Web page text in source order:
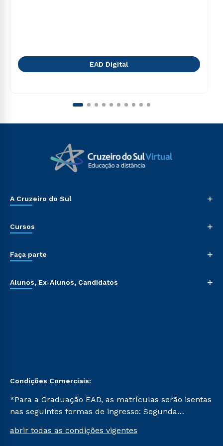
EAD Digital
A Cruzeiro do Sul +
Cursos +
Faça parte +
Alunos, Ex-Alunos, Candidatos +
Condições Comerciais:
*Para a Graduação EAD, as matrículas serão isentas
nas seguintes formas de ingresso: Segunda
Já para as demais, a taxa de matrícula será de R$
abrir todas as condições vigentes